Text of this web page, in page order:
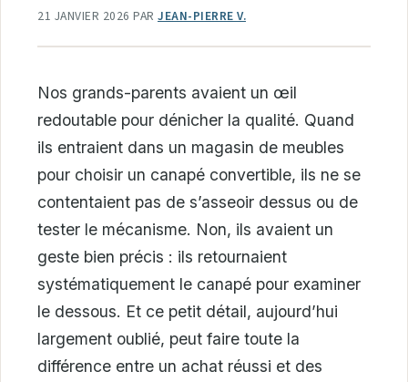
21 JANVIER 2026 PAR JEAN-PIERRE V.
Nos grands-parents avaient un œil
redoutable pour dénicher la qualité. Quand
ils entraient dans un magasin de meubles
pour choisir un canapé convertible, ils ne se
contentaient pas de s’asseoir dessus ou de
tester le mécanisme. Non, ils avaient un
geste bien précis : ils retournaient
systématiquement le canapé pour examiner
le dessous. Et ce petit détail, aujourd’hui
largement oublié, peut faire toute la
différence entre un achat réussi et des